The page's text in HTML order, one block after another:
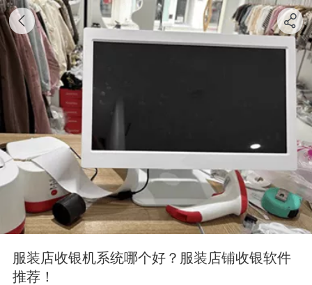
服装店收银机系统哪个好？服装店铺收银软件
推荐！